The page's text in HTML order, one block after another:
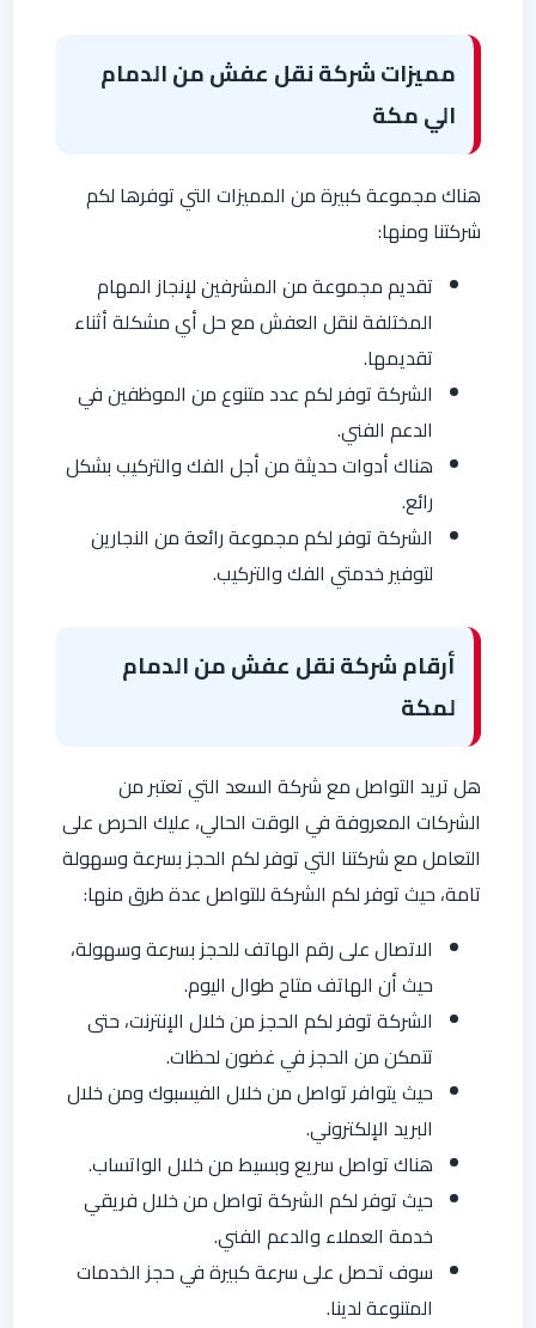
مميزات شركة نقل عفش من الدمام
الي مكة
هناك مجموعة كبيرة من المميزات التي توفرها لكم
شركتنا ومنها:
تقديم مجموعة من المشرفين لإنجاز المهام
المختلفة لنقل العفش مع حل أي مشكلة أثناء
تقديمها.
الشركة توفر لكم عدد متنوع من الموظفين في
الدعم الفني.
هناك أدوات حديثة من أجل الفك والتركيب بشكل
رائع.
الشركة توفر لكم مجموعة رائعة من النجارين
لتوفير خدمتي الفك والتركيب.
أرقام شركة نقل عفش من الدمام
لمكة
هل تريد التواصل مع شركة السعد التي تعتبر من
الشركات المعروفة في الوقت الحالي، عليك الحرص على
التعامل مع شركتنا التي توفر لكم الحجز بسرعة وسهولة
تامة، حيث توفر لكم الشركة للتواصل عدة طرق منها:
الاتصال على رقم الهاتف للحجز بسرعة وسهولة،
حيث أن الهاتف متاح طوال اليوم.
الشركة توفر لكم الحجز من خلال الإنترنت، حتى
تتمكن من الحجز في غضون لحظات.
حيث يتوافر تواصل من خلال الفيسبوك ومن خلال
البريد الإلكتروني.
هناك تواصل سريع وبسيط من خلال الواتساب.
حيث توفر لكم الشركة تواصل من خلال فريقي
خدمة العملاء والدعم الفني.
سوف تحصل على سرعة كبيرة في حجز الخدمات
المتنوعة لدينا.